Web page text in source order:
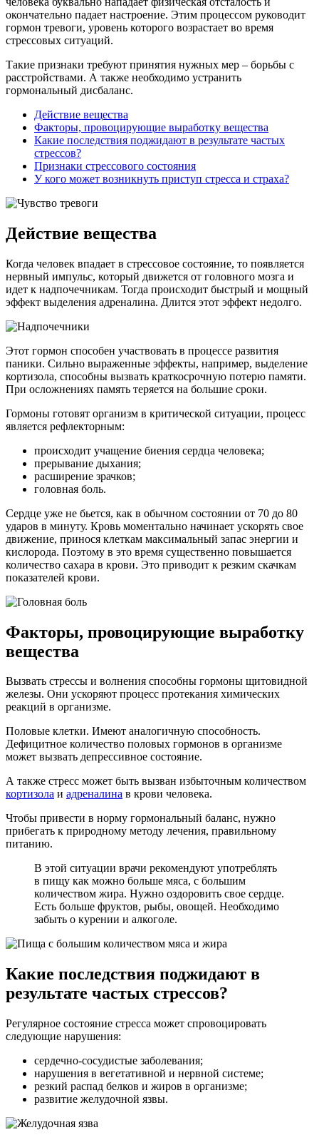
окончательно падает настроение. Этим процессом руководит
гормон тревоги, уровень которого возрастает во время
стрессовых ситуаций.
Такие признаки требуют принятия нужных мер – борьбы с
расстройствами. А также необходимо устранить
гормональный дисбаланс.
Действие вещества
Факторы, провоцирующие выработку вещества
Какие последствия поджидают в результате частых
стрессов?
Признаки стрессового состояния
У кого может возникнуть приступ стресса и страха?
Действие вещества
Когда человек впадает в стрессовое состояние, то появляется
нервный импульс, который движется от головного мозга и
идет к надпочечникам. Тогда происходит быстрый и мощный
эффект выделения адреналина. Длится этот эффект недолго.
Этот гормон способен участвовать в процессе развития
паники. Сильно выраженные эффекты, например, выделение
кортизола, способны вызвать краткосрочную потерю памяти.
При осложнениях память теряется на большие сроки.
Гормоны готовят организм в критической ситуации, процесс
является рефлекторным:
происходит учащение биения сердца человека;
прерывание дыхания;
расширение зрачков;
головная боль.
Сердце уже не бьется, как в обычном состоянии от 70 до 80
ударов в минуту. Кровь моментально начинает ускорять свое
движение, принося клеткам максимальный запас энергии и
кислорода. Поэтому в это время существенно повышается
количество сахара в крови. Это приводит к резким скачкам
показателей крови.
Факторы, провоцирующие выработку
вещества
Вызвать стрессы и волнения способны гормоны щитовидной
железы. Они ускоряют процесс протекания химических
реакций в организме.
Половые клетки. Имеют аналогичную способность.
Дефицитное количество половых гормонов в организме
может вызвать депрессивное состояние.
А также стресс может быть вызван избыточным количеством
кортизола и адреналина в крови человека.
Чтобы привести в норму гормональный баланс, нужно
прибегать к природному методу лечения, правильному
питанию.
В этой ситуации врачи рекомендуют употреблять
в пищу как можно больше мяса, с большим
количеством жира. Нужно оздоровить свое сердце.
Есть больше фруктов, рыбы, овощей. Необходимо
забыть о курении и алкоголе.
Какие последствия поджидают в
результате частых стрессов?
Регулярное состояние стресса может спровоцировать
следующие нарушения:
сердечно-сосудистые заболевания;
нарушения в вегетативной и нервной системе;
резкий распад белков и жиров в организме;
развитие желудочной язвы.